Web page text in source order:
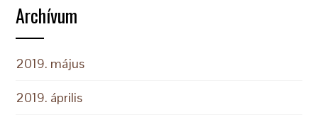
Archívum
2019. május
2019. április